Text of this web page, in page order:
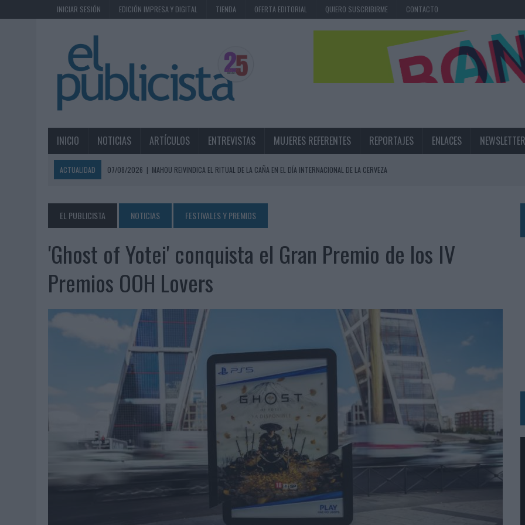
INICIAR SESIÓN EDICIÓN IMPRESA Y DIGITAL TIENDA OFERTA EDITORIAL QUIERO SUSCRIBIRME CONTACTO
INICIO NOTICIAS ARTÍCULOS ENTREVISTAS MUJERES REFERENTES REPORTAJES ENLACES NEWSLETTER
ACTUALIDAD 07/08/2026 | MAHOU REIVINDICA EL RITUAL DE LA CAÑA EN EL DÍA INTERNACIONAL DE LA CERVEZA
07/08/2026 | EL VERANO PONE A PRUEBA LA ESTRATEGIA DIGITAL DE LAS MARCAS
07/08/2026
VUELING CONVIERTE LOS RECUERDOS EN SOUVENIRS CON IA
07/08/2026
CUANDO SE APAGUE EL SOL, EL ECLIPSE DE 2026 PONDRÁ A PRUEBA LA CREATIVIDAD DE LAS MARCAS
06/08/2026
‘LA VUELTA’, DE FENOMENAL PARA MÁLAGA CF
LA TELEVISIÓN SIGUE LIDERANDO EL CONSUMO DE MEDIOS EN VERANO Y SUPERA AL MÓVIL COMO DISPOSITIVO MÁS UTILIZADO
EL USO DE LA IA GENERATIVA ALCANZA YA AL 62% DE LOS ESPAÑOLES
SYSTEM1 NOMBRA A KIMBERLY BASTONI COMO NUEVA DIRECTORA COMERCIAL GLOBAL
FRIGO Y UNIQLO LANZAN UNA COLECCIÓN PERSONALIZABLE INSPIRADA EN CORNETTO, CALIPPO Y SOLERO
LA IA ESTÁ SUBIENDO EL LISTÓN DE LA CREATIVIDAD
BEON WORLDWIDE LANZA RAÍZ URBANA PARA TRANSFORMAR EL PATRIMONIO HISTÓRICO EN ACTIVOS CULTURALES Y ECONÓMICOS
05/08/2026 | FABRA COMUNICACIÓN INCORPORA A CASONÁ Y ASUME LA GESTIÓN DE SUS RELACIONES CON LOS MEDIOS
05/08/2026 | LOPESAN HOTELS & RESORTS ACERCA EL PARAÍSO CANARIO EN SU ÚLTIMA CAMPAÑA INTERNACIONAL
LUIS ARQUILLOS (BURGO DE ARIAS): “LA CONSTRUCCIÓN DE MARCA A LARGO PLAZO Y LA MEDICIÓN SON DOS CARAS DE LA MISMA
‘EL PARAÍSO MÁS CERCA’, DE 22GRADOS PARA LOPESAN HOTELS & RESORTS
EL PUBLICISTA NOTICIAS FESTIVALES Y PREMIOS
'Ghost of Yotei' conquista el Gran Premio de los IV
Premios OOH Lovers